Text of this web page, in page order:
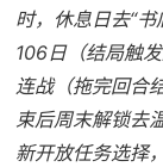
时，休息日去“
106日（结局触
连战（拖完回合
束后周末解锁去
新开放任务选择